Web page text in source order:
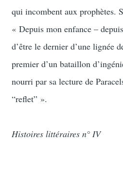
qui incombent aux prophètes.
« Depuis mon enfance –
d’être le dernier d’une lignée
premier d’un bataillon
nourri par sa lecture de
“reflet” ».
Histoires littéraires n° IV